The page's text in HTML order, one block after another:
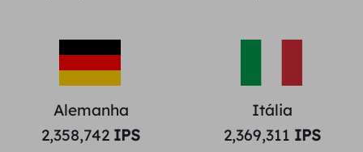
Alemanha
2,358,742 IPS
Itália
2,369,311 IPS